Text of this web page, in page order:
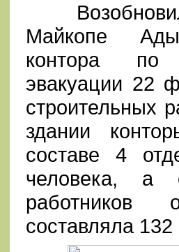
Майкопе
контора по
эвакуации 22
строительных
здании
составе 4
человека, а
работников
составляла